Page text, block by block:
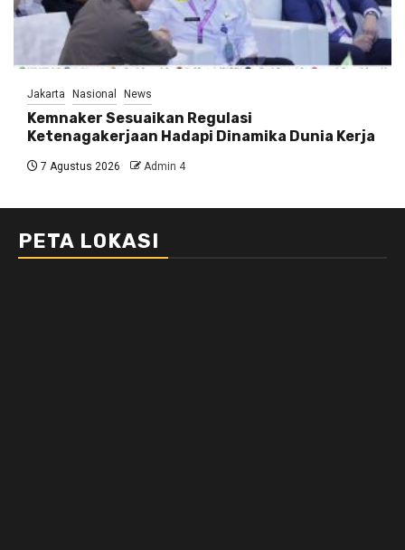
Jakarta Nasional News
Kemnaker Sesuaikan Regulasi
Ketenagakerjaan Hadapi Dinamika Dunia Kerja
7 Agustus 2026 Admin 4
PETA LOKASI